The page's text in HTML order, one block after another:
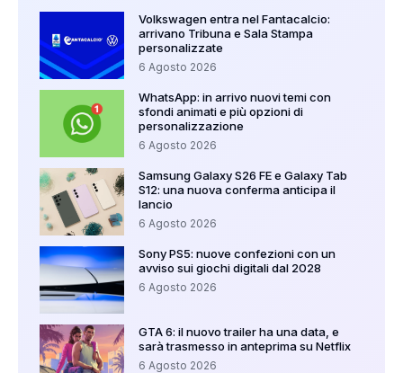
Volkswagen entra nel Fantacalcio:
arrivano Tribuna e Sala Stampa
personalizzate
6 Agosto 2026
WhatsApp: in arrivo nuovi temi con
sfondi animati e più opzioni di
personalizzazione
6 Agosto 2026
Samsung Galaxy S26 FE e Galaxy Tab
S12: una nuova conferma anticipa il
lancio
6 Agosto 2026
Sony PS5: nuove confezioni con un
avviso sui giochi digitali dal 2028
6 Agosto 2026
GTA 6: il nuovo trailer ha una data, e
sarà trasmesso in anteprima su Netflix
6 Agosto 2026